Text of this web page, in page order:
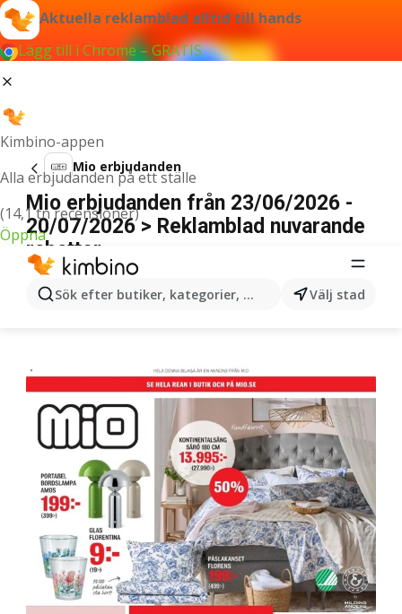
Aktuella reklamblad alltid till hands
Lägg till i Chrome – GRATIS
Kimbino-appen
Alla erbjudanden på ett ställe
(14,1 tn recensioner)
Öppna
Sök efter butiker, kategorier, produkter...Välj stad
Mio erbjudanden
Mio erbjudanden från 23/06/2026 -
20/07/2026 > Reklamblad nuvarande
rabatter